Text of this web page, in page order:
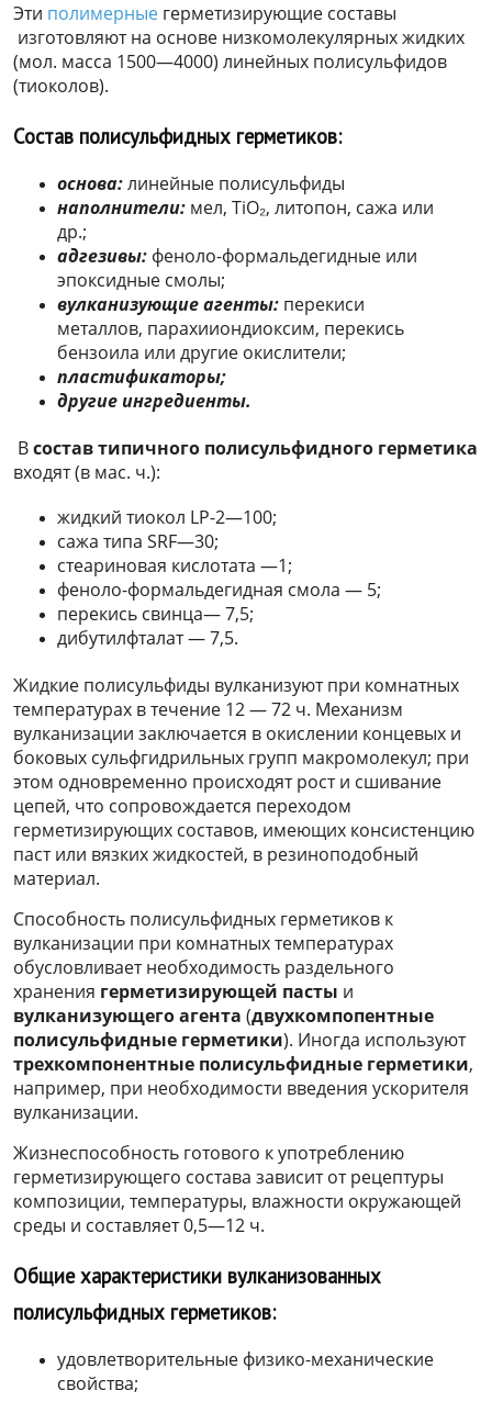
Эти полимерные герметизирующие составы
изготовляют на основе низкомолекулярных жидких
(мол. масса 1500—4000) линейных полисульфидов
(тиоколов).
Состав полисульфидных герметиков:
основа:линейные полисульфиды
наполнители: мел, TiO₂, литопон, сажа или
др.;
адгезивы: феноло-формальдегидные или
эпоксидные смолы;
вулканизующие агенты: перекиси
металлов, парахииондиоксим, перекись
бензоила или другие окислители;
пластификаторы;
другие ингредиенты.
Всостав типичного полисульфидного герметика
входят (в мас. ч.):
жидкий тиокол LP-2—100;
сажа типа SRF—30;
стеариновая кислотата —1;
феноло-формальдегидная смола — 5;
перекись свинца— 7,5;
дибутилфталат — 7,5.
Жидкие полисульфиды вулканизуют при комнатных
температурax в течение 12 — 72 ч. Механизм
вулканизации заключается в окислении концевых и
боковых сульфгидрильных групп макромолекул; при
этом одновременно происходят рост и сшивание
цепей, что сопровождается переходом
герметизирующих составов, имеющих консистенцию
паст или вязких жидкостей, в резиноподобный
материал.
Способность полисульфидных герметиков к
вулканизации при комнатных температурах
обусловливает необходимость раздельного
хранения герметизирующей пасты и
вулканизующего агента (двухкомпопентные
полисульфидные герметики). Иногда используют
трехкомпонентные полисульфидные герметики,
например, при необходимости введения ускорителя
вулканизации.
Жизнеспособность готового к употреблению
герметизирующего состава зависит от рецептуры
композиции, температуры, влажности окружающей
среды и составляет 0,5—12 ч.
Общие характеристики вулканизованных
полисульфидных герметиков:
удовлетворительные физико-механические
свойства;